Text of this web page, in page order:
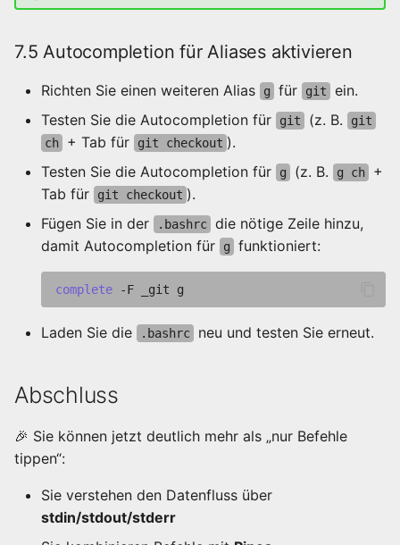
7.5 Autocompletion für Aliases aktivieren
Richten Sie einen weiteren Alias g für git
ein.
Testen Sie die Autocompletion für
git (z. B.
git
ch
+ Tab für git checkout ).
Testen Sie die Autocompletion für
g (z. B. g ch
+
Tab für
git checkout ).
Fügen Sie in der
.bashrc die nötige Zeile hinzu,
damit Autocompletion für
g funktioniert:
complete -F _git
Laden Sie die .bashrc neu und testen Sie erneut.
Abschluss
🎉 Sie können jetzt deutlich mehr als „nur Befehle
tippen“:
Sie verstehen den Datenfluss über
stdin/stdout/stderr